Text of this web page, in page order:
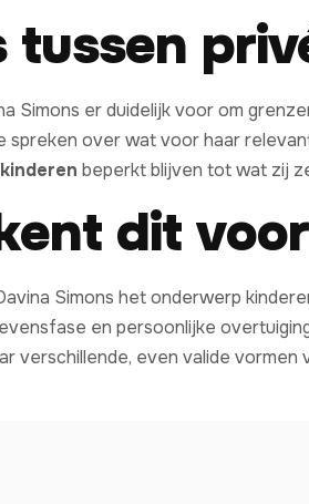
tussen
Simons er duidelijk voor om
spreken over wat voor haar
beperkt blijven tot wat zij
dit
Simons het onderwerp
en persoonlijke
verschillende, even valide vormen